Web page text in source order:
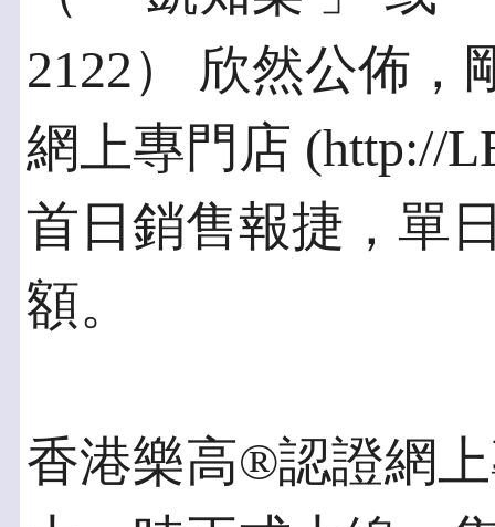
2122） 欣然公佈
網上專門店 (http://
首日銷售報捷，單
額。
香港樂高®️認證網